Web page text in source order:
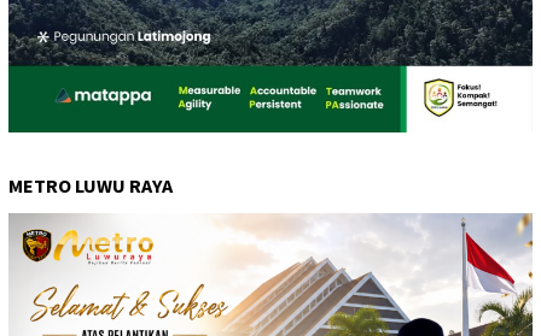
METRO LUWU RAYA